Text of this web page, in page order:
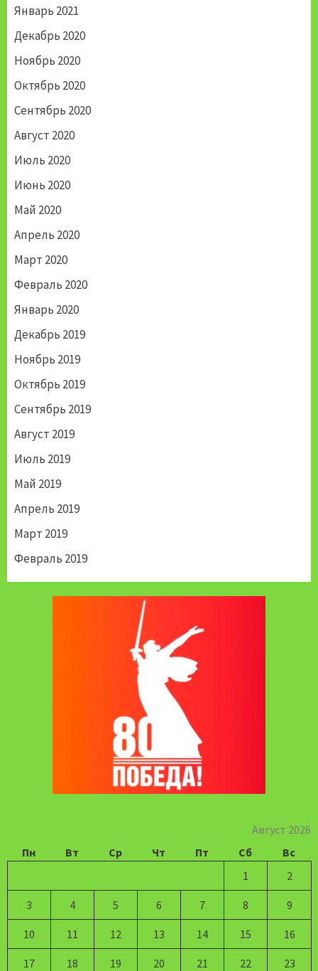
Январь 2021
Декабрь 2020
Ноябрь 2020
Октябрь 2020
Сентябрь 2020
Август 2020
Июль 2020
Июнь 2020
Май 2020
Апрель 2020
Март 2020
Февраль 2020
Январь 2020
Декабрь 2019
Ноябрь 2019
Октябрь 2019
Сентябрь 2019
Август 2019
Июль 2019
Май 2019
Апрель 2019
Март 2019
Февраль 2019
Август 2026
Пн
Вт Ср Чт Пт Сб
Вс
1
2
3 4 5 6 7 8 9
10 11 12 13 14 15 16
17 18 19 20 21 22 23